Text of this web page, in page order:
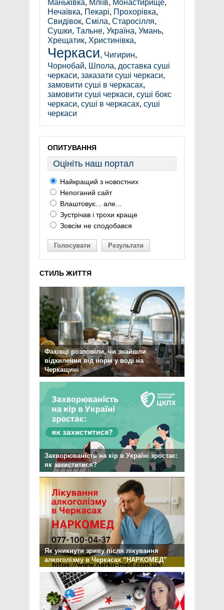
Маньківка, Мліїв, Монастирище,
Нечаївка, Пекарі, Прохорівка,
Свидівок, Сміла, Старосілля,
Сушки, Тальне, Україна, Умань,
Хрещатик, Христинівка,
Черкаси, Чигирин,
Чорнобай, Шпола, доставка суші
черкаси, заказати суші черкаси,
замовити суші в черкасах,
замовити суші черкаси, суші бокс
черкаси, суші в черкасах, суші
черкаси
ОПИТУВАННЯ
Оцініть наш портал
Найкращий з новостних
Непоганий сайт
Влаштовує... але...
Зустрічав і трохи краще
Зовсім не сподобався
Голосувати Результати
СТИЛЬ ЖИТТЯ
Фахівці розповіли, чи знайшли
відхилення від норм у воді на
Черкащині
Захворюваність на кір в Україні зростає:
як захиститися?
Як уникнути зриву після лікування
алкоголізму в Черкасах “НАРКОМЕД”